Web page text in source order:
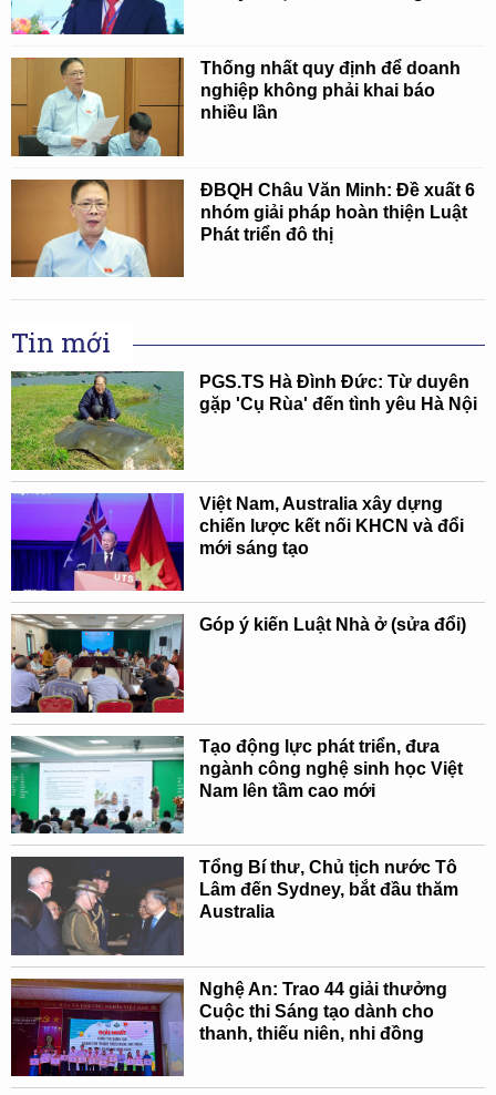
Thống nhất quy định để doanh
nghiệp không phải khai báo
nhiều lần
ĐBQH Châu Văn Minh: Đề xuất 6
nhóm giải pháp hoàn thiện Luật
Phát triển đô thị
Tin mới
PGS.TS Hà Đình Đức: Từ duyên
gặp 'Cụ Rùa' đến tình yêu Hà Nội
Việt Nam, Australia xây dựng
chiến lược kết nối KHCN và đổi
mới sáng tạo
Góp ý kiến Luật Nhà ở (sửa đổi)
Tạo động lực phát triển, đưa
ngành công nghệ sinh học Việt
Nam lên tầm cao mới
Tổng Bí thư, Chủ tịch nước Tô
Lâm đến Sydney, bắt đầu thăm
Australia
Nghệ An: Trao 44 giải thưởng
Cuộc thi Sáng tạo dành cho
thanh, thiếu niên, nhi đồng